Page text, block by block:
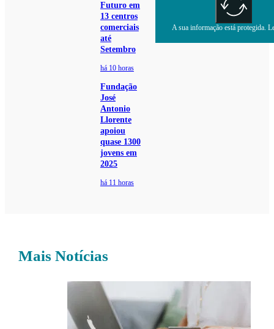
Futuro em
13 centros
comerciais
até
Setembro
há 10 horas
Fundação
José
Antonio
Llorente
apoiou
quase 1300
jovens em
2025
há 11 horas
A sua informação está protegida.
Mais Notícias